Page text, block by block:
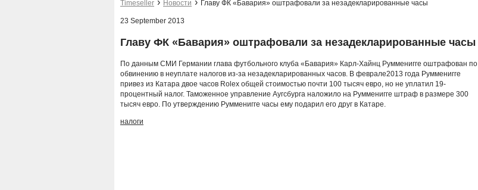
Timeseller Новости Главу ФК «Бавария» оштрафовали за незадекларированные часы
23 September 2013
Главу ФК «Бавария» оштрафовали за незадекларированные часы
По данным СМИ Германии глава футбольного клуба «Бавария» Карл-Хайнц Румменигге оштрафован по
обвинению в неуплате налогов из-за незадекларированных часов. В феврале2013 года Румменигге
привез из Катара двое часов Rolex общей стоимостью почти 100 тысяч евро, но не уплатил 19-
процентный налог. Таможенное управление Аугсбурга наложило на Румменигге штраф в размере 300
тысяч евро. По утверждению Румменигге часы ему подарил его друг в Катаре.
налоги